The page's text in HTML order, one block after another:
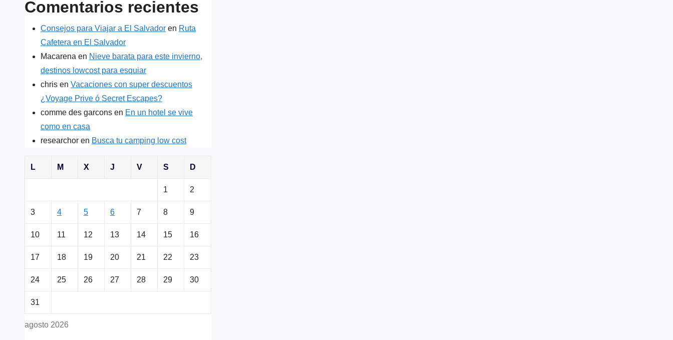
Comentarios recientes
Consejos para Viajar a El Salvador en Ruta
Cafetera en El Salvador
Macarena en Nieve barata para este invierno,
destinos lowcost para esquiar
chris en Vacaciones con super descuentos
¿Voyage Prive ó Secret Escapes?
comme des garcons en En un hotel se vive
como en casa
researchor en Busca tu camping low cost
agosto 2026
L M X J V S D
1 2
3 4 5 6 7 8 9
10 11 12 13 14 15 16
17 18 19 20 21 22 23
24 25 26 27 28 29 30
31